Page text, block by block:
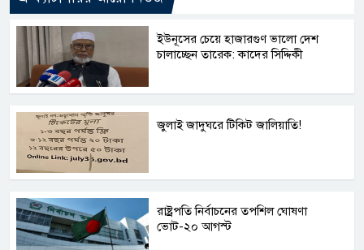
ইউনূসের চেয়ে হাজারগুণ ভালো দেশ
চালাচ্ছেন তারেক: কাদের সিদ্দিকী
জুলাই জাদুঘরে টিকিট জালিয়াতি!
রাষ্ট্রপতি নির্বাচনের তপশিল ঘোষণা
ভোট-২০ আগস্ট